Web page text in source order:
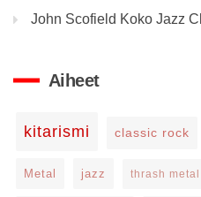
John Scofield Koko Jazz
Aiheet
kitarismi classic rock
Metal jazz thrash metal